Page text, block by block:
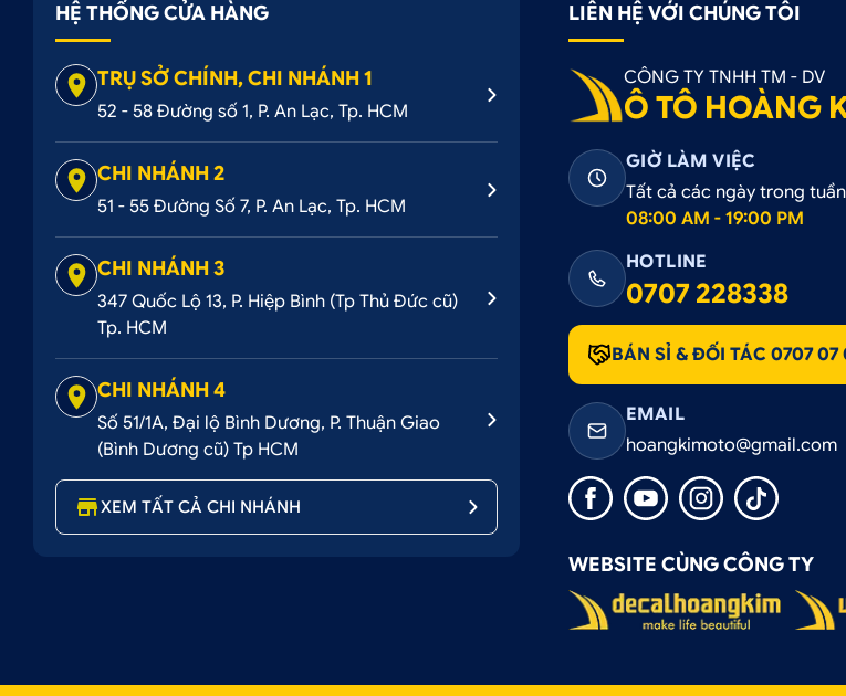
HỆ THỐNG CỬA HÀNG
TRỤ SỞ CHÍNH, CHI NHÁNH 1
52 - 58 Đường số 1, P. An Lạc, Tp. HCM
CHI NHÁNH 2
51 - 55 Đường Số 7, P. An Lạc, Tp. HCM
CHI NHÁNH 3
347 Quốc Lộ 13, P. Hiệp Bình (Tp Thủ Đức cũ)
Tp. HCM
CHI NHÁNH 4
Số 51/1A, Đại lộ Bình Dương, P. Thuận Giao
(Bình Dương cũ) Tp HCM
XEM TẤT CẢ CHI NHÁNH
LIÊN HỆ VỚI CHÚNG TÔI
CÔNG TY TNHH TM - DV
Ô TÔ HOÀNG
GIỜ LÀM VIỆC
Tất cả các ngày trong tuần
08:00 AM - 19:00 PM
HOTLINE
0707 228338
BÁN SỈ & ĐỐI TÁC 0707 07
EMAIL
hoangkimoto@gmail.com
WEBSITE CÙNG CÔNG TY